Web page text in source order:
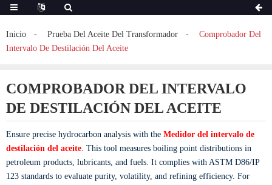
Inicio Prueba Del Aceite Del Transformador
Comprobador Del
Intervalo De Destilación Del Aceite
COMPROBADOR DEL INTERVALO
DE DESTILACIÓN DEL ACEITE
Ensure precise hydrocarbon analysis with the Medidor del intervalo de
destilación del aceite. This tool measures boiling point distributions in
petroleum products, lubricants, and fuels. It complies with ASTM D86/IP
123 standards to evaluate purity, volatility, and refining efficiency. For